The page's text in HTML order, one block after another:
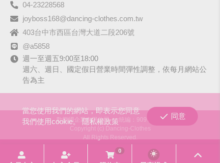
04-23228568
joyboss168@dancing-clothes.com.tw
403台中市西區台灣大道二段206號
@a5858
週一至週五9:00至18:00
週六、週日、國定假日營業時間彈性調整，依每月網站公
告為主
歡樂國企業有限公司
統編：90979680
Copyright (c) Dancing-Clothes
All Rights Reserved.
當您使用我們的網站，即表示您同意
我們使用cookie。隱私權政策
同意
0